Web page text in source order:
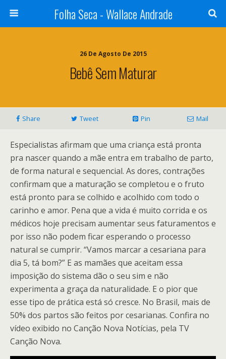
Folha Seca - Wallace Andrade
26 De Agosto De 2015
Bebê Sem Maturar
Share Tweet Pin Mail
Especialistas afirmam que uma criança está pronta
pra nascer quando a mãe entra em trabalho de parto,
de forma natural e sequencial. As dores, contrações
confirmam que a maturação se completou e o fruto
está pronto para se colhido e acolhido com todo o
carinho e amor. Pena que a vida é muito corrida e os
médicos hoje precisam aumentar seus faturamentos e
por isso não podem ficar esperando o processo
natural se cumprir. “Vamos marcar a cesariana para
dia 5, tá bom?” E as mamães que aceitam essa
imposição do sistema dão o seu sim e não
experimenta a graça da naturalidade. E o pior que
esse tipo de prática está só cresce. No Brasil, mais de
50% dos partos são feitos por cesarianas. Confira no
vídeo exibido no Canção Nova Notícias, pela TV
Canção Nova.